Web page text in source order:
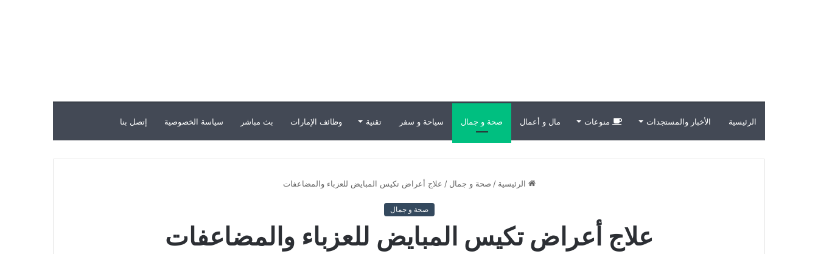
الرئيسية الأخبار والمستجدات منوعات مال و أعمال صحة و جمال سياحة و سفر تقنية وظائف الإمارات بث مباشر سياسة الخصوصية إتصل بنا
الرئيسية / صحة و جمال / علاج أعراض تكيس المبايض للعزباء والمضاعفات
صحة و جمال
علاج أعراض تكيس المبايض للعزباء والمضاعفات